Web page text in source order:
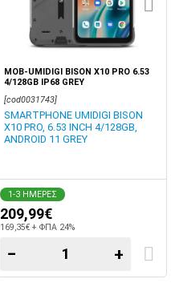
MOB-UMIDIGI BISON X10 PRO 6.53
4/128GB IP68 GREY
[cod0031743]
SMARTPHONE UMIDIGI BISON
X10 PRO, 6.53 INCH 4/128GB,
ANDROID 11 GREY
1-3 ΗΜΕΡΕΣ
209,99€
169,35€ + ΦΠΑ 24%
− +